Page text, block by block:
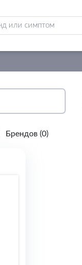
Брендов (0)